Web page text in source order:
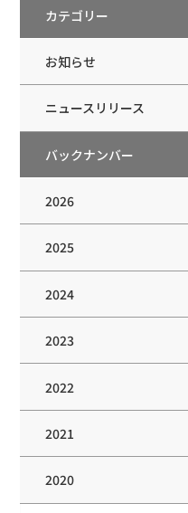
カテゴリー
お知らせ
ニュースリリース
バックナンバー
2026
2025
2024
2023
2022
2021
2020